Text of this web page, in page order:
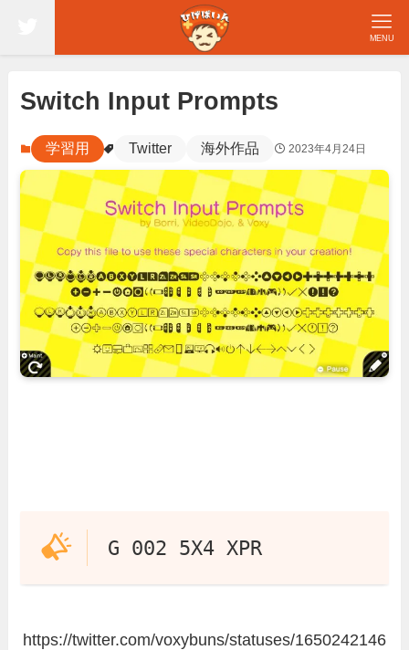
MENU
Switch Input Prompts
学習用 Twitter 海外作品 2023年4月24日
G 002 5X4 XPR
https://twitter.com/voxybuns/statuses/1650242146